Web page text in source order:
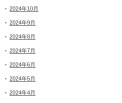
2024年10月
2024年9月
2024年8月
2024年7月
2024年6月
2024年5月
2024年4月